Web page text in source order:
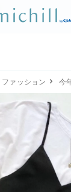
ファッション 今